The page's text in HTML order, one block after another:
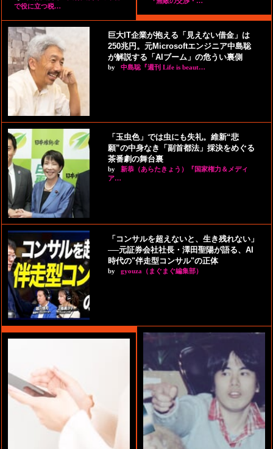
で役に立つ税…
巨大IT企業が抱える「見えない借金」は
250兆円。元Microsoftエンジニア中島聡
が解説する「AIブーム」の危うい裏側
by 中島聡『週刊 Life is beaut…
「玉虫色」では虫にも失礼。維新“悲
願”の中身なき「副首都法」採決をめぐる
茶番劇の舞台裏
by
新恭（あらたきょう）『国家権力＆メディ
ア…
「コンサルを超えないと、生き残れない」
──元証券会社社長・澤田聖陽が語る、AI
時代の"伴走型コンサル"の正体
by gyouza（まぐまぐ編集部）